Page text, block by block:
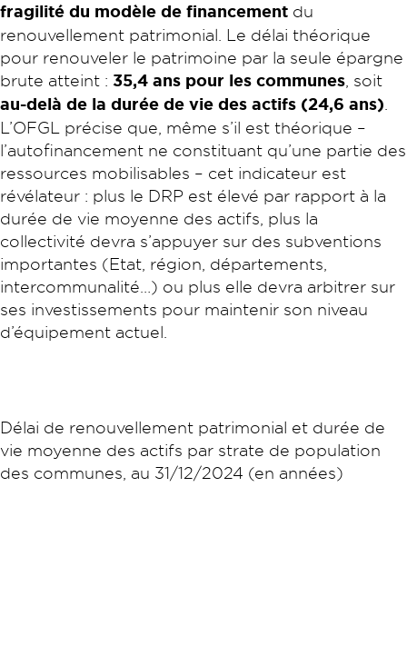
fragilité du modèle de financement du
renouvellement patrimonial. Le délai théorique
pour renouveler le patrimoine par la seule épargne
brute atteint : 35,4 ans pour les communes , soit
au-delà de la durée de vie des actifs (24,6 ans)
L’OFGL précise que, même s’il est théorique –
l’autofinancement ne constituant qu’une partie des
ressources mobilisables – cet indicateur est
révélateur : plus le DRP est élevé par rapport à la
durée de vie moyenne des actifs, plus la
collectivité devra s’appuyer sur des subventions
importantes (Etat, région, départements,
intercommunalité…) ou plus elle devra arbitrer sur
ses investissements pour maintenir son niveau
d’équipement actuel.
Délai de renouvellement patrimonial et durée de
vie moyenne des actifs par strate de population
des communes, au 31/12/2024 (en années)